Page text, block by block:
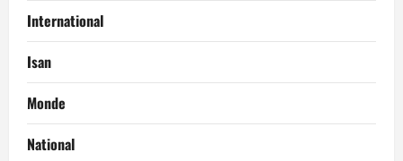
International
Isan
Monde
National